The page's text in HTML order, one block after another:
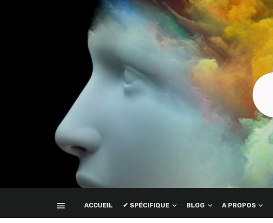
ACCUEIL ✔ SPÉCIFIQUE BLOG A PROPOS